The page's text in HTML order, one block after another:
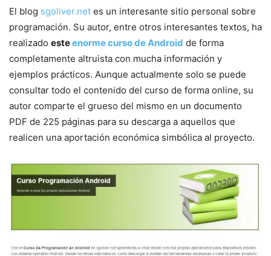
El blog sgoliver.net es un interesante sitio personal sobre
programación. Su autor, entre otros interesantes textos, ha
realizado esteenorme curso de Android de forma
completamente altruista con mucha información y
ejemplos prácticos. Aunque actualmente solo se puede
consultar todo el contenido del curso de forma online, su
autor comparte el grueso del mismo en un documento
PDF de 225 páginas para su descarga a aquellos que
realicen una aportación económica simbólica al proyecto.